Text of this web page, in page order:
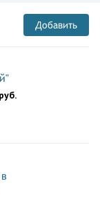
Добавить